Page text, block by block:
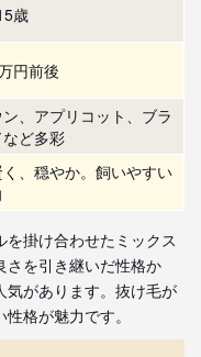
歳
円前後
、アプリコット、ブラ
ど多彩
、穏やか。飼いやすい
掛け合わせたミックス
さを引き継いだ性格か
気があります。抜け毛が
格が魅力です。